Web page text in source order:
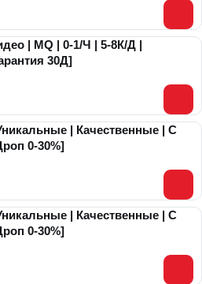
| MQ | 0-1/Ч | 5-8К/Д |
30Д]
| Качественные | С
0-30%]
| Качественные | С
0-30%]